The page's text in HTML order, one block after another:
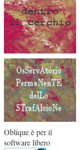
Oblique è per il
software libero